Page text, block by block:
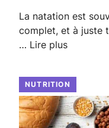
La natation est
complet, et à juste
… Lire plus
NUTRITION